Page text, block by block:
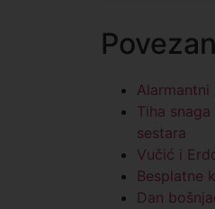
Tiha
sestara
Vučić i
Besplatne
Dan